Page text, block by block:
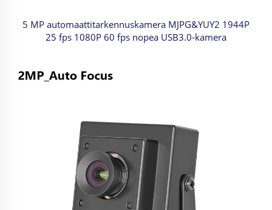
5 MP automaattitarkennuskamera MJPG&YUY2 1944P
25 fps 1080P 60 fps nopea USB3.0-kamera